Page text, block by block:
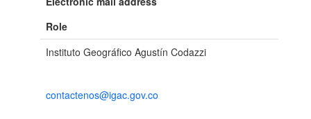
Role
Instituto Geográfico Agustín Codazzi
contactenos@igac.gov.co